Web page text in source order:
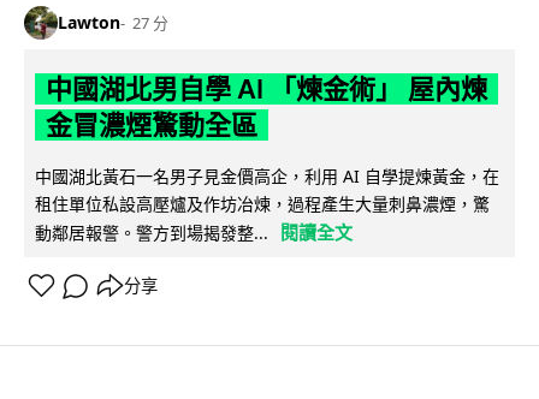
Lawton 27 分
中國湖北男自學 AI 「煉金術」 屋內煉
金冒濃煙驚動全區
中國湖北黃石一名男子見金價高企，利用 AI 自學提煉黃金，在
租住單位私設高壓爐及作坊冶煉，過程產生大量刺鼻濃煙，驚
動鄰居報警。警方到場揭發整...
閱讀全文
分享